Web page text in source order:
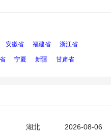
安徽省 福建省 浙江省
宁夏 新疆 甘肃省
湖北 2026-08-06